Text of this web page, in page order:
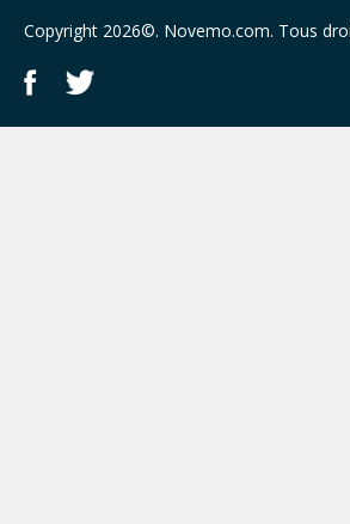
Copyright 2026©. Novemo.com. Tous